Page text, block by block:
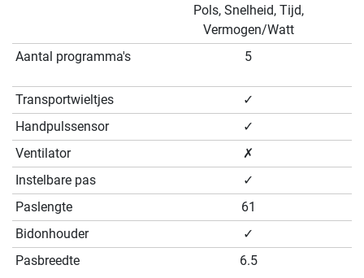
Pols, Snelheid, Tijd,
Vermogen/Watt
Aantal programma's
5
Transportwieltjes
✓
Handpulssensor
✓
Ventilator
✗
Instelbare pas
✓
Paslengte
61
Bidonhouder
✓
Pasbreedte
6.5